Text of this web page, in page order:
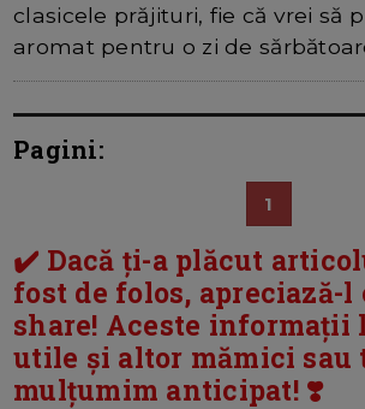
clasicele prăjituri, fie că vrei să
aromat pentru o zi de
Pagini:
1
✔️ Dacă ți-a plăcut
fost de folos, apreciază-l
share! Aceste informații
utile și altor mămici sau
mulțumim anticipat! ❣️